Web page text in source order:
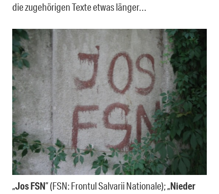
die zugehörigen Texte etwas länger…
„Jos FSN” (FSN: Frontul Salvarii Nationale); „Nieder